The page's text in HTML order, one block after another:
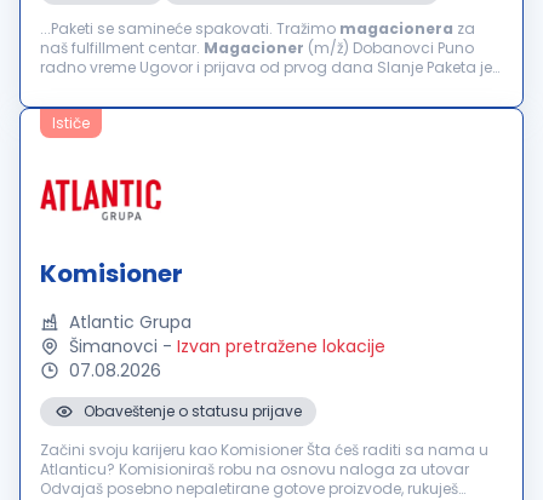
...Paketi se samineće spakovati. Tražimo magacionera za
naš fulfillment centar. Magacioner (m/ž) Dobanovci Puno
radno vreme Ugovor i prijava od prvog dana Slanje Paketa je
BiH...
Ističe
Komisioner
Atlantic Grupa
Šimanovci - Izvan pretražene lokacije
07.08.2026
Obaveštenje o statusu prijave
Začini svoju karijeru kao Komisioner Šta ćeš raditi sa nama u
Atlanticu? Komisioniraš robu na osnovu naloga za utovar
Odvajaš posebno nepaletirane gotove proizvode, rukuješ